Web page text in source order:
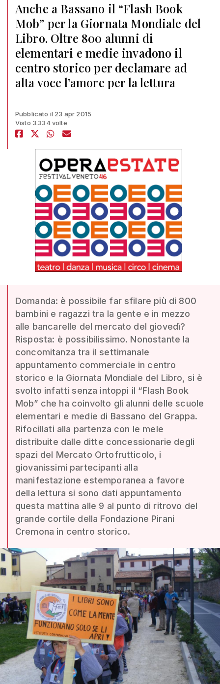
Anche a Bassano il “Flash Book
Mob” per la Giornata Mondiale del
Libro. Oltre 800 alunni di
elementari e medie invadono il
centro storico per declamare ad
alta voce l’amore per la lettura
Pubblicato il 23 apr 2015
Visto 3.334 volte
Domanda: è possibile far sfilare più di 800
bambini e ragazzi tra la gente e in mezzo
alle bancarelle del mercato del giovedì?
Risposta: è possibilissimo. Nonostante la
concomitanza tra il settimanale
appuntamento commerciale in centro
storico e la Giornata Mondiale del Libro, si è
svolto infatti senza intoppi il “Flash Book
Mob” che ha coinvolto gli alunni delle scuole
elementari e medie di Bassano del Grappa.
Rifocillati alla partenza con le mele
distribuite dalle ditte concessionarie degli
spazi del Mercato Ortofrutticolo, i
giovanissimi partecipanti alla
manifestazione estemporanea a favore
della lettura si sono dati appuntamento
questa mattina alle 9 al punto di ritrovo del
grande cortile della Fondazione Pirani
Cremona in centro storico.